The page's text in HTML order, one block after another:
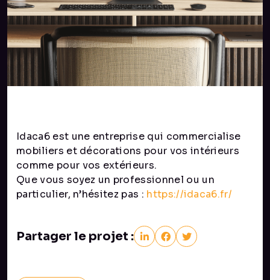
Idaca6 est une entreprise qui commercialise
mobiliers et décorations pour vos intérieurs
comme pour vos extérieurs.
Que vous soyez un professionnel ou un
particulier, n’hésitez pas : https://idaca6.fr/
Partager le projet :